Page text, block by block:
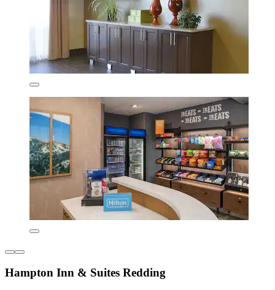
Hampton Inn & Suites Redding